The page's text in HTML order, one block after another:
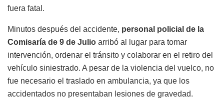
fuera fatal.
Minutos después del accidente, personal policial de la
Comisaría de 9 de Julio arribó al lugar para tomar
intervención, ordenar el tránsito y colaborar en el retiro del
vehículo siniestrado. A pesar de la violencia del vuelco, no
fue necesario el traslado en ambulancia, ya que los
accidentados no presentaban lesiones de gravedad.